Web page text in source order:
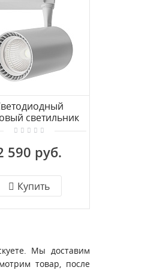
светильник
1-фазного
TR003-1-26W4K-S-
590 руб.
Купить
Мы доставим
товар, после